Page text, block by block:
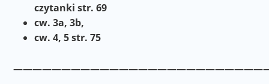
czytanki str. 69
cw. 3a, 3b,
cw. 4, 5 str. 75